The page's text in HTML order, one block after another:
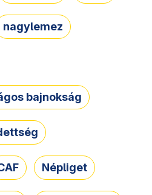
nagylemez
bajnokság
Népliget